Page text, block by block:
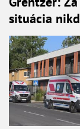
situácia